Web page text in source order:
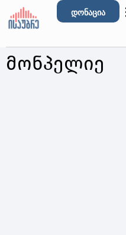
დონაცია
მონპელიე